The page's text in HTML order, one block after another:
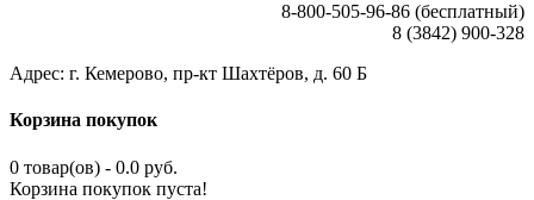
8-800-505-96-86 (бесплатный)
8 (3842) 900-328
Адрес: г. Кемерово, пр-кт Шахтёров, д. 60 Б
Корзина покупок
0 товар(ов) - 0.0 руб.
Корзина покупок пуста!